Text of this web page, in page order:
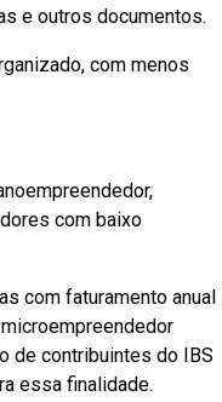
e outros documentos.
com menos
com baixo
com faturamento anual
de contribuintes do IBS
essa finalidade.